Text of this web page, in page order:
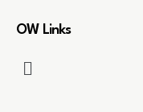
OW Links